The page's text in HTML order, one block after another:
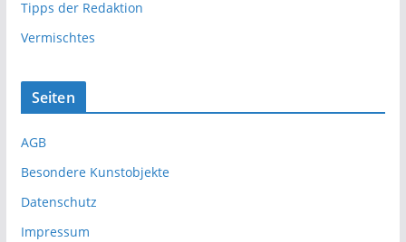
Tipps der Redaktion
Vermischtes
Seiten
AGB
Besondere Kunstobjekte
Datenschutz
Impressum